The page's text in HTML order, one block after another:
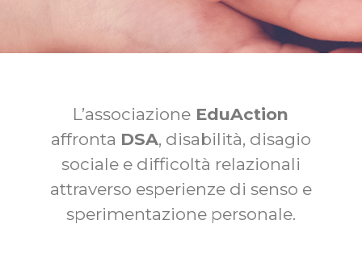
L’associazione EduAction
affronta DSA, disabilità, disagio
sociale e difficoltà relazionali
attraverso esperienze di senso e
sperimentazione personale.